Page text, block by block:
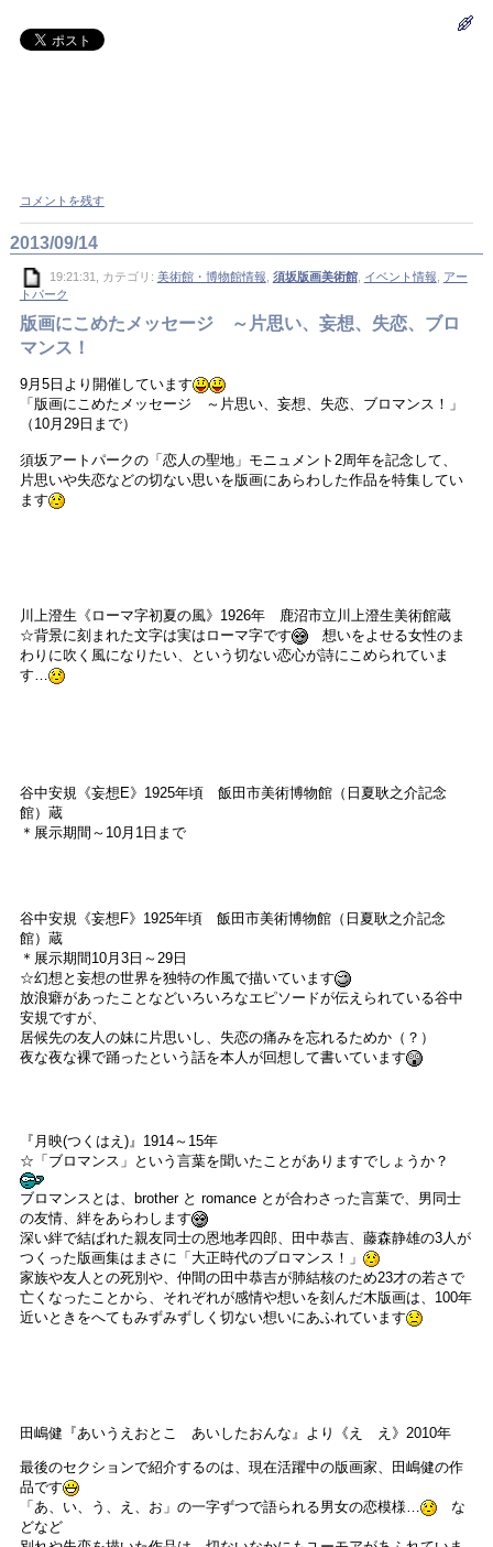
コメントを残す
2013/09/14
19:21:31, カテゴリ: 美術館・博物館情報 須坂版画美術館, イベント情報
アー
トパーク
版画にこめたメッセージ ～片思い、妄想、失恋、ブロ
マンス！
9月5日より開催しています
「版画にこめたメッセージ ～片思い、妄想、失恋、ブロマンス！」
（10月29日まで）
須坂アートパークの「恋人の聖地」モニュメント2周年を記念して、
片思いや失恋などの切ない思いを版画にあらわした作品を特集してい
ます
川上澄生《ローマ字初夏の風》1926年 鹿沼市立川上澄生美術館蔵
☆背景に刻まれた文字は実はローマ字です
想いをよせる女性のま
わりに吹く風になりたい、という切ない恋心が詩にこめられていま
す…
谷中安規《妄想E》1925年頃 飯田市美術博物館（日夏耿之介記念
館）蔵
＊展示期間～10月1日まで
谷中安規《妄想F》1925年頃 飯田市美術博物館（日夏耿之介記念
館）蔵
＊展示期間10月3日～29日
☆幻想と妄想の世界を独特の作風で描いています
放浪癖があったことなどいろいろなエピソードが伝えられている谷中
安規ですが、
居候先の友人の妹に片思いし、失恋の痛みを忘れるためか（？）
夜な夜な裸で踊ったという話を本人が回想して書いています
『月映(つくはえ)』1914～15年
☆「ブロマンス」という言葉を聞いたことがありますでしょうか？
ブロマンスとは、brother と romance とが合わさった言葉で、男同士
の友情、絆をあらわします
深い絆で結ばれた親友同士の恩地孝四郎、田中恭吉、藤森静雄の3人が
つくった版画集はまさに「大正時代のブロマンス！」
家族や友人との死別や、仲間の田中恭吉が肺結核のため23才の若さで
亡くなったことから、それぞれが感情や想いを刻んだ木版画は、100年
近いときをへてもみずみずしく切ない想いにあふれています
田嶋健『あいうえおとこ あいしたおんな』より《え え》2010年
最後のセクションで紹介するのは、現在活躍中の版画家、田嶋健の作
品です
「あ、い、う、え、お」の一字ずつで語られる男女の恋模様…
な
どなど